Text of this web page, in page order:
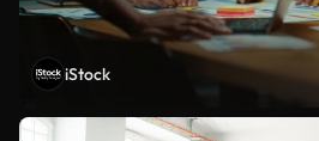
iStock